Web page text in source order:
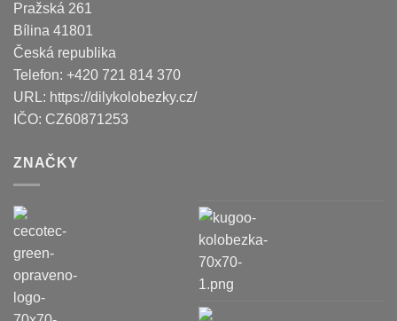
Pražská 261
Bílina 41801
Česká republika
Telefon: +420 721 814 370
URL: https://dilykolobezky.cz/
IČO: CZ60871253
ZNAČKY